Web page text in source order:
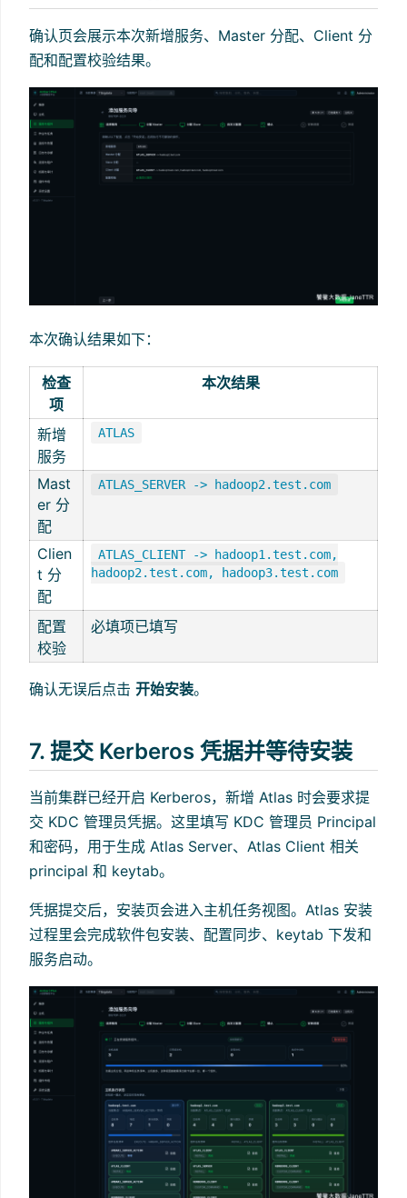
确认页会展示本次新增服务、Master 分配、Client 分
配和配置校验结果。
本次确认结果如下：
检查
项
本次结果
新增
服务
ATLAS
Mast
er 分
配
ATLAS_SERVER -> hadoop2.test.com
Clien
t 分
配
ATLAS_CLIENT -> hadoop1.test.com,
hadoop2.test.com, hadoop3.test.com
配置
校验
必填项已填写
确认无误后点击 开始安装。
7. 提交 Kerberos 凭据并等待安装
当前集群已经开启 Kerberos，新增 Atlas 时会要求提
交 KDC 管理员凭据。这里填写 KDC 管理员 Principal
和密码，用于生成 Atlas Server、Atlas Client 相关
principal 和 keytab。
凭据提交后，安装页会进入主机任务视图。Atlas 安装
过程里会完成软件包安装、配置同步、keytab 下发和
服务启动。